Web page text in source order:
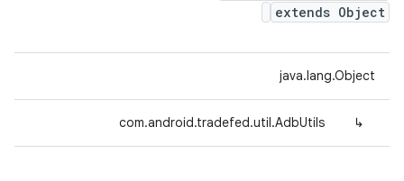
extends Object
java.lang.Object
↳
com.android.tradefed.util.AdbUtils